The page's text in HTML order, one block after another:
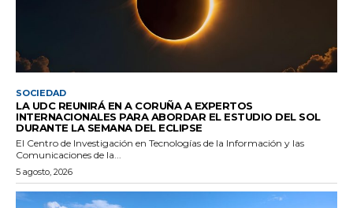
SOCIEDAD
LA UDC REUNIRÁ EN A CORUÑA A EXPERTOS
INTERNACIONALES PARA ABORDAR EL ESTUDIO DEL SOL
DURANTE LA SEMANA DEL ECLIPSE
El Centro de Investigación en Tecnologías de la Información y las
Comunicaciones de la...
5 agosto, 2026